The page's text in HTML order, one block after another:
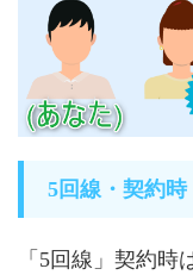
5回線・契約時
「5回線」契約時